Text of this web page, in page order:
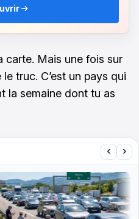
carte. Mais une fois sur
truc. C’est un pays qui
la semaine dont tu as
‹ ›